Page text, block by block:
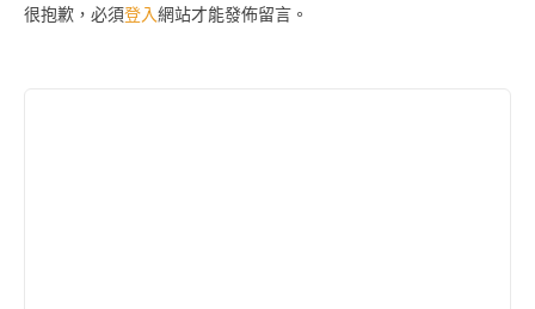
很抱歉，必須登入網站才能發佈留言。